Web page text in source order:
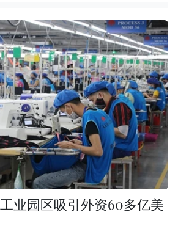
业园区吸引外资60多亿美